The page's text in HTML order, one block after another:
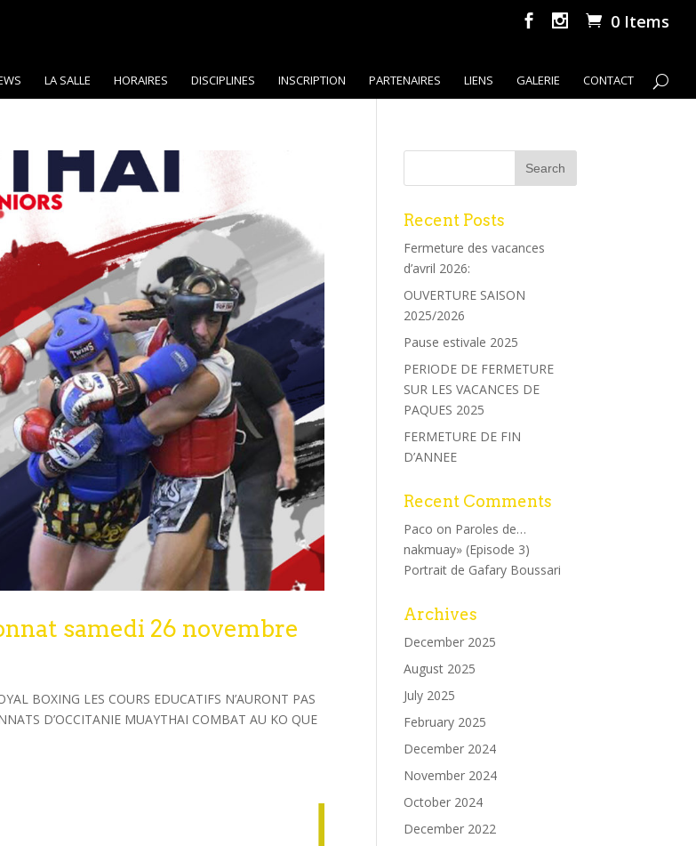
0 Items
LA SALLE HORAIRES DISCIPLINES INSCRIPTION PARTENAIRES LIENS GALERIE CONTACT
samedi 26 novembre
BOXING LES COURS EDUCATIFS N’AURONT PAS
D’OCCITANIE MUAYTHAI COMBAT AU KO QUE
Recent Posts
Fermeture des vacances
d’avril 2026:
OUVERTURE SAISON
2025/2026
Pause estivale 2025
PERIODE DE FERMETURE
SUR LES VACANCES DE
PAQUES 2025
FERMETURE DE FIN
D’ANNEE
Recent Comments
Paco on Paroles de…
nakmuay» (Episode 3)
Portrait de Gafary Boussari
Archives
December 2025
August 2025
July 2025
February 2025
December 2024
November 2024
October 2024
December 2022